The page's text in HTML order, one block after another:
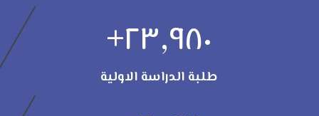
٢٣,٩٨٠+
طلبة الدراسة الاولية